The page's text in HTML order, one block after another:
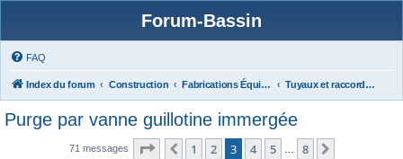
Forum-Bassin
FAQ
Index du forum Construction Fabrications Équipements (filtres, matériels, protections...), Tuyaux et raccords, Bondes de fond, Evacuations
Purge par vanne guillotine immergée
71 messages Page sur8
Précédente
1 2 3 4 5 8